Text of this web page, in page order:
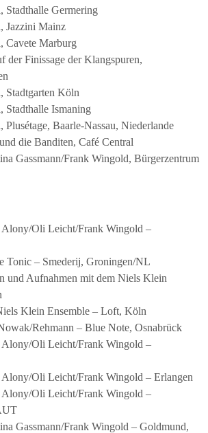
Stadthalle Germering
Jazzini Mainz
Cavete Marburg
der Finissage der Klangspuren,
Stadtgarten Köln
Stadthalle Ismaning
Plusétage, Baarle-Nassau, Niederlande
die Banditen, Café Central
Gassmann/Frank Wingold, Bürgerzentrum
Alony/Oli Leicht/Frank Wingold –
Tonic – Smederij, Groningen/NL
und Aufnahmen mit dem Niels Klein
Klein Ensemble – Loft, Köln
Rehmann – Blue Note, Osnabrück
Alony/Oli Leicht/Frank Wingold –
Oli Leicht/Frank Wingold – Erlangen
Oli Leicht/Frank Wingold –
Gassmann/Frank Wingold – Goldmund,